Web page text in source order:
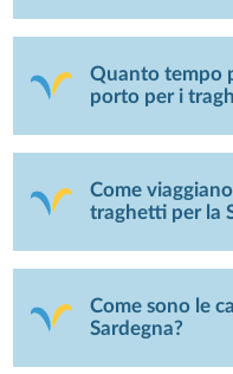
Quanto tempo
porto per i
Come
traghetti per la
Come sono le
Sardegna?